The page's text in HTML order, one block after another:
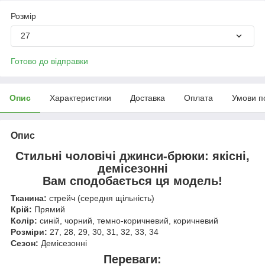
Розмір
27
Готово до відправки
Опис Характеристики Доставка Оплата Умови
Опис
Стильні чоловічі джинси-брюки: якісні,
демісезонні
Вам сподобається ця модель!
Тканина: стрейч (середня щільність)
Крій: Прямий
Колір: синій, чорний, темно-коричневий, коричневий
Розміри: 27, 28, 29, 30, 31, 32, 33, 34
Сезон: Демісезонні
Переваги: